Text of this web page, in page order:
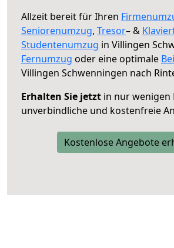
Allzeit bereit für Ihren
Seniorenumzug, Tresor– &
Studentenumzug in Villingen
Fernumzug oder eine optimale
Villingen Schwenningen nach
Erhalten Sie jetzt in nur wenigen
unverbindliche und kostenfreie
Kostenlose Angebote